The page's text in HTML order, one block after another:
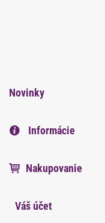
Novinky
Informácie
Nakupovanie
Váš účet